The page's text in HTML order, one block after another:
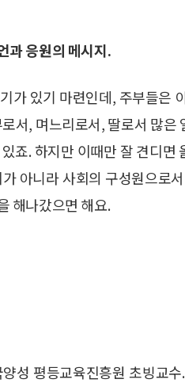
과 응원의 메시지.
가 있기 마련인데, 주부들은
서, 며느리로서, 딸로서 많은
죠. 하지만 이때만 잘 견디면
아니라 사회의 구성원으로
해나갔으면 해요.
성 평등교육진흥원 초빙교